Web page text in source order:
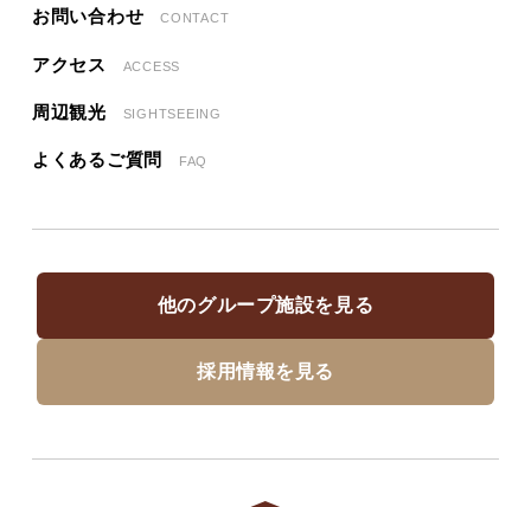
お問い合わせ CONTACT
アクセス ACCESS
周辺観光 SIGHTSEEING
よくあるご質問 FAQ
他のグループ施設を見る
採用情報を見る